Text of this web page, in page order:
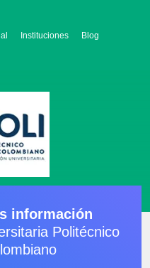
Instituciones Blog
información
Politécnico